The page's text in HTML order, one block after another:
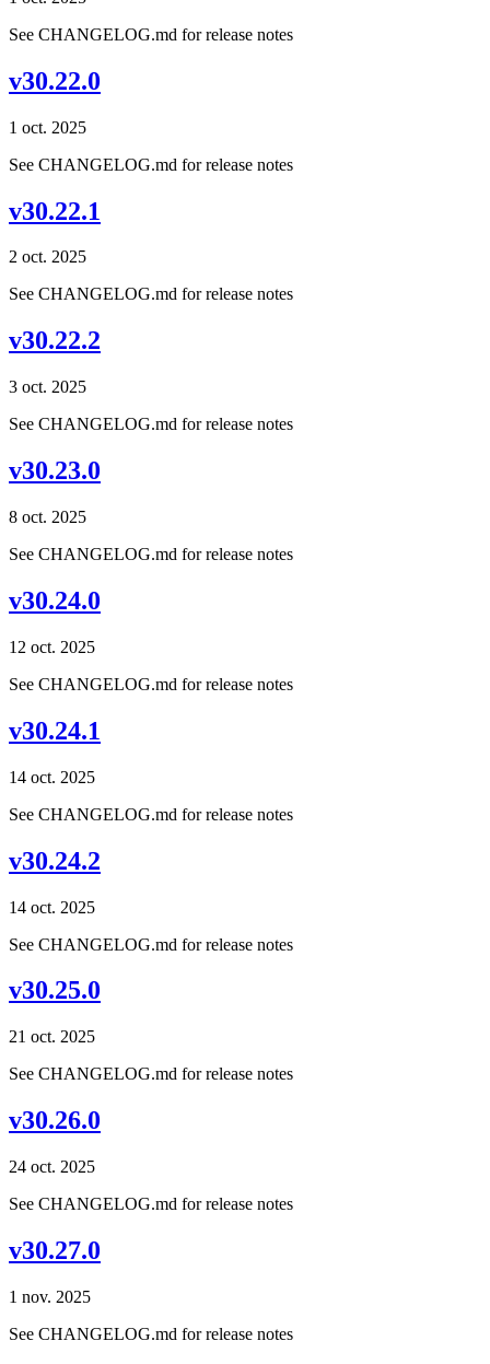
See CHANGELOG.md for release notes
v30.22.0
1 oct. 2025
See CHANGELOG.md for release notes
v30.22.1
2 oct. 2025
See CHANGELOG.md for release notes
v30.22.2
3 oct. 2025
See CHANGELOG.md for release notes
v30.23.0
8 oct. 2025
See CHANGELOG.md for release notes
v30.24.0
12 oct. 2025
See CHANGELOG.md for release notes
v30.24.1
14 oct. 2025
See CHANGELOG.md for release notes
v30.24.2
14 oct. 2025
See CHANGELOG.md for release notes
v30.25.0
21 oct. 2025
See CHANGELOG.md for release notes
v30.26.0
24 oct. 2025
See CHANGELOG.md for release notes
v30.27.0
1 nov. 2025
See CHANGELOG.md for release notes